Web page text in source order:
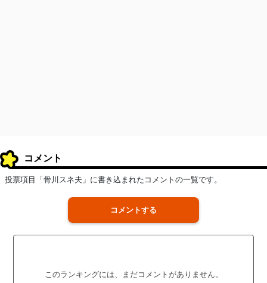
コメント
投票項目「骨川スネ夫」に書き込まれたコメントの一覧です。
コメントする
このランキングには、まだコメントがありません。